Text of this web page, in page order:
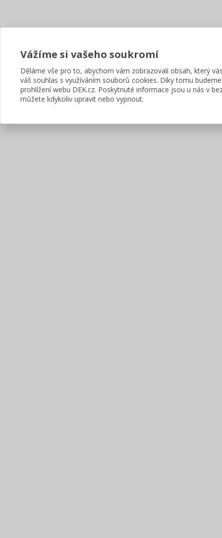
Vážíme si vašeho soukromí
Děláme vše pro to, abychom vám zobrazovali obsah, který
váš souhlas s využíváním souborů cookies. Díky tomu
prohlížení webu DEK.cz. Poskytnuté informace jsou u nás v
můžete kdykoliv upravit nebo vypnout.